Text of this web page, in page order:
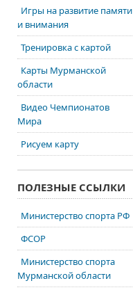
Игры на развитие памяти
и внимания
Тренировка с картой
Карты Мурманской
области
Видео Чемпионатов
Мира
Рисуем карту
ПОЛЕЗНЫЕ ССЫЛКИ
Министерство спорта РФ
ФСОР
Министерство спорта
Мурманской области